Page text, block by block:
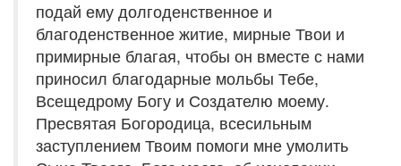
подай ему долгоденственное и
благоденственное житие, мирные Твои и
примирные благая, чтобы он вместе с нами
приносил благодарные мольбы Тебе,
Всещедрому Богу и Создателю моему.
Пресвятая Богородица, всесильным
заступлением Твоим помоги мне умолить